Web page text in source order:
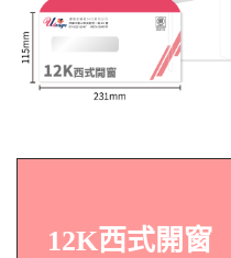
12K西式開窗